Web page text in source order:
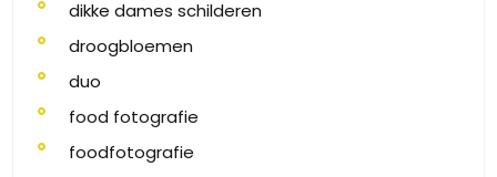
dikke dames schilderen
droogbloemen
duo
food fotografie
foodfotografie